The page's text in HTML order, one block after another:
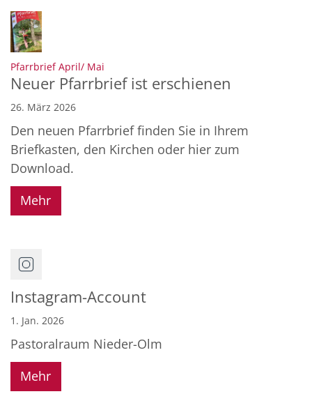
Pfarrbrief April/ Mai
Neuer Pfarrbrief ist erschienen
26. März 2026
Den neuen Pfarrbrief finden Sie in Ihrem
Briefkasten, den Kirchen oder hier zum
Download.
Mehr
Instagram-Account
1. Jan. 2026
Pastoralraum Nieder-Olm
Mehr